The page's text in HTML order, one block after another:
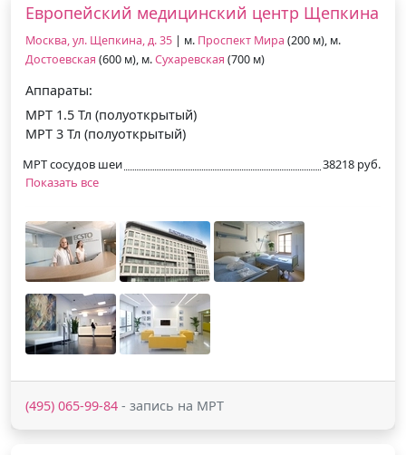
Европейский медицинский центр Щепкина
Москва, ул. Щепкина, д. 35 | м. Проспект Мира (200 м), м.
Достоевская (600 м), м.Сухаревская (700 м)
Аппараты:
МРТ 1.5 Тл (полуоткрытый)
МРТ 3 Тл (полуоткрытый)
МРТ сосудов шеи
38218 руб.
Показать все
(495) 065-99-84 - запись на МРТ